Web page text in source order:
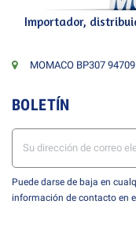
Importador,
MOMACO BP307
BOLETÍN
Puede darse de baja en
información de contacto en